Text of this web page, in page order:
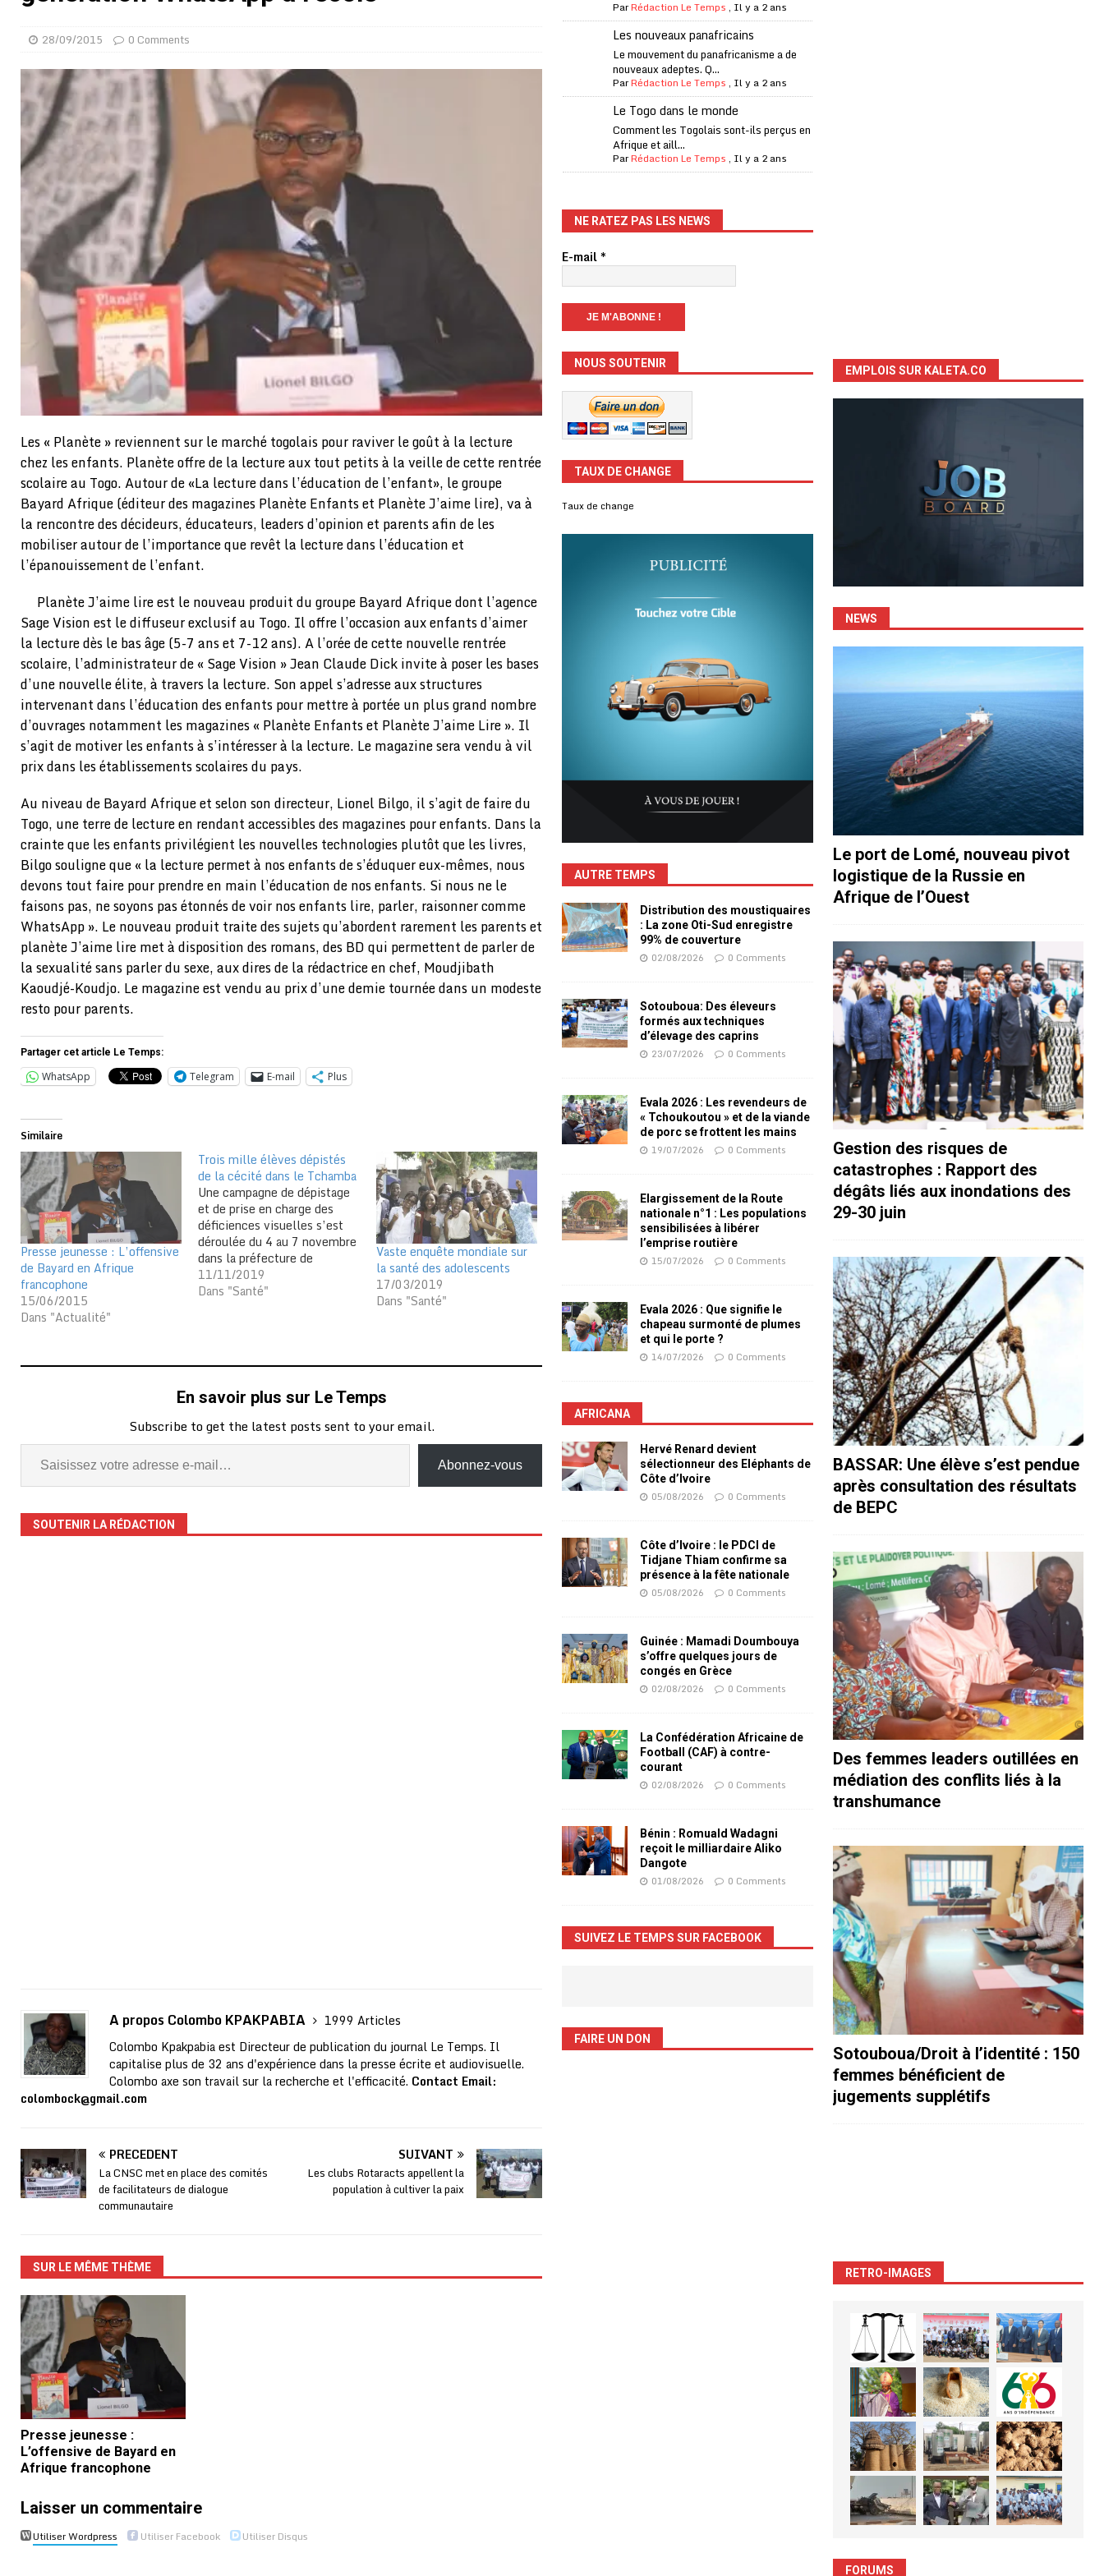
A LA UNE
[ 02/08/2026 ] La Confédération Africaine de Football (CAF) à contre-courant
[ 01/08/2026 ] Quatre candidats à la succession d’Infantino à la tête de la FIFA
A LA UNE
[ 01/08/2026 ]
Bénin : Romuald Wadagni reçoit le milliardaire Aliko Dangote
[ 31/07/2026 ]
Niger : le FMI débloque une bouffée d’oxygène financière
[ 31/07/2026 ]
Franco Baresi, légendaire défenseur de l’Italie et de l’AC Milan, est mort à 66 ans
A LA UNE
[ 31/07/2026 ]
Benjamin Mendy a vendu aux enchères son trophée de la Coupe du monde
[ 31/07/2026 ]
Bénin : les membres du Sénat installés
[ 31/07/2026 ]
Projet d’investisseurs à la Fifa: l’UEFA menace à «l’unanimité» d’un boycott des Coupes du monde
BUSINESS
[ 30/07/2026 ]
Mali : au moins 19 soldats exécutés, Amnesty International exige une enquête
[ 05/08/2026 ] Hervé Renard devient sélectionneur des Eléphants de Côte d’Ivoire A LA UNE
28/09/2015 0 Comments
Les « Planète » reviennent sur le marché togolais pour raviver le goût à la lecture
chez les enfants. Planète offre de la lecture aux tout petits à la veille de cette rentrée
scolaire au Togo. Autour de «La lecture dans l’éducation de l’enfant», le groupe
Bayard Afrique (éditeur des magazines Planète Enfants et Planète J’aime lire), va à
la rencontre des décideurs, éducateurs, leaders d’opinion et parents afin de les
mobiliser autour de l’importance que revêt la lecture dans l’éducation et
l’épanouissement de l’enfant.
Planète J’aime lire est le nouveau produit du groupe Bayard Afrique dont l’agence
Sage Vision est le diffuseur exclusif au Togo. Il offre l’occasion aux enfants d’aimer
la lecture dès le bas âge (5-7 ans et 7-12 ans). A l’orée de cette nouvelle rentrée
scolaire, l’administrateur de « Sage Vision » Jean Claude Dick invite à poser les bases
d’une nouvelle élite, à travers la lecture. Son appel s’adresse aux structures
intervenant dans l’éducation des enfants pour mettre à portée un plus grand nombre
d’ouvrages notamment les magazines « Planète Enfants et Planète J’aime Lire ». Il
s’agit de motiver les enfants à s’intéresser à la lecture. Le magazine sera vendu à vil
prix dans les établissements scolaires du pays.
Au niveau de Bayard Afrique et selon son directeur, Lionel Bilgo, il s’agit de faire du
Togo, une terre de lecture en rendant accessibles des magazines pour enfants. Dans la
crainte que les enfants privilégient les nouvelles technologies plutôt que les livres,
Bilgo souligne que « la lecture permet à nos enfants de s’éduquer eux-mêmes, nous
devons tout faire pour prendre en main l’éducation de nos enfants. Si nous ne le
faisons pas, ne soyons pas étonnés de voir nos enfants lire, parler, raisonner comme
WhatsApp ». Le nouveau produit traite des sujets qu’abordent rarement les parents et
planète J’aime lire met à disposition des romans, des BD qui permettent de parler de
la sexualité sans parler du sexe, aux dires de la rédactrice en chef, Moudjibath
Kaoudjé-Koudjo. Le magazine est vendu au prix d’une demie tournée dans un modeste
resto pour parents.
Partager cet article Le Temps:
WhatsApp Telegram E-mail Plus
Similaire
Presse jeunesse : L’offensive
de Bayard en Afrique
francophone
15/06/2015
Dans "Actualité"
Trois mille élèves dépistés
de la cécité dans le Tchamba
Une campagne de dépistage
et de prise en charge des
déficiences visuelles s’est
déroulée du 4 au 7 novembre
dans la préfecture de
Tchamba. Initiée par le
Programme National de
Vision», cette campagne
était dédiée à…
11/11/2019
Dans "Santé"
Vaste enquête mondiale sur
la santé des adolescents
17/03/2019
Dans "Santé"
En savoir plus sur Le Temps
Subscribe to get the latest posts sent to your email.
Abonnez-vous
SOUTENIR LA RÉDACTION
A propos Colombo KPAKPABIA
1999 Articles
Colombo Kpakpabia est Directeur de publication du journal Le Temps. Il
capitalise plus de 32 ans d'expérience dans la presse écrite et audiovisuelle.
Colombo axe son travail sur la recherche et l'efficacité. Contact Email:
colombock@gmail.com
PRÉCÉDENT
La CNSC met en place des comités
de facilitateurs de dialogue
communautaire
SUIVANT
Les clubs Rotaracts appellent la
population à cultiver la paix
SUR LE MÊME THÈME
Presse jeunesse :
L’offensive de Bayard en
Afrique francophone
Laisser un commentaire
Utiliser Wordpress Utiliser Facebook Utiliser Disqus
ParRédaction Le Temps , Il y a 2 ans
Les nouveaux panafricains
Le mouvement du panafricanisme a de
nouveaux adeptes. Q...
ParRédaction Le Temps , Il y a 2 ans
Le Togo dans le monde
Comment les Togolais sont-ils perçus en
Afrique et aill...
ParRédaction Le Temps , Il y a 2 ans
NE RATEZ PAS LES NEWS
E-mail*
NOUS SOUTENIR
TAUX DE CHANGE
Taux de change
AUTRE TEMPS
Distribution des moustiquaires
: La zone Oti-Sud enregistre
99% de couverture
02/08/2026 0 Comments
Sotouboua: Des éleveurs
formés aux techniques
d’élevage des caprins
23/07/2026 0 Comments
Evala 2026 : Les revendeurs de
« Tchoukoutou » et de la viande
de porc se frottent les mains
19/07/2026 0 Comments
Elargissement de la Route
nationale n°1 : Les populations
sensibilisées à libérer
l’emprise routière
15/07/2026 0 Comments
Evala 2026 : Que signifie le
chapeau surmonté de plumes
et qui le porte ?
14/07/2026 0 Comments
AFRICANA
Hervé Renard devient
sélectionneur des Eléphants de
Côte d’Ivoire
05/08/2026 0 Comments
Côte d’Ivoire : le PDCI de
Tidjane Thiam confirme sa
présence à la fête nationale
05/08/2026 0 Comments
Guinée : Mamadi Doumbouya
s’offre quelques jours de
congés en Grèce
02/08/2026 0 Comments
La Confédération Africaine de
Football (CAF) à contre-
courant
02/08/2026 0 Comments
Bénin : Romuald Wadagni
reçoit le milliardaire Aliko
Dangote
01/08/2026 0 Comments
SUIVEZ LE TEMPS SUR FACEBOOK
FAIRE UN DON
EMPLOIS SUR KALETA.CO
NEWS
Le port de Lomé, nouveau pivot
logistique de la Russie en
Afrique de l’Ouest
Gestion des risques de
catastrophes : Rapport des
dégâts liés aux inondations des
29-30 juin
BASSAR: Une élève s’est pendue
après consultation des résultats
de BEPC
Des femmes leaders outillées en
médiation des conflits liés à la
transhumance
Sotouboua/Droit à l’identité : 150
femmes bénéficient de
jugements supplétifs
RETRO-IMAGES
FORUMS